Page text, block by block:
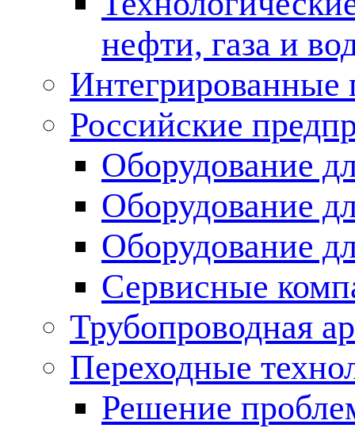
нефти, газа и
Российские
Оборудование
Оборудование
Оборудование
Сервисные
Трубопроводная
Переходные
Решение